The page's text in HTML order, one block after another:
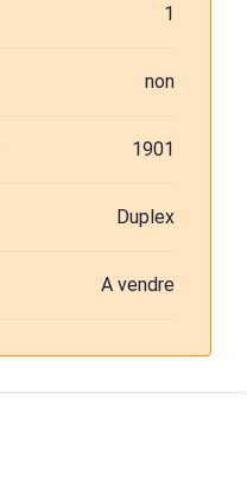
1
non
1901
Duplex
A vendre